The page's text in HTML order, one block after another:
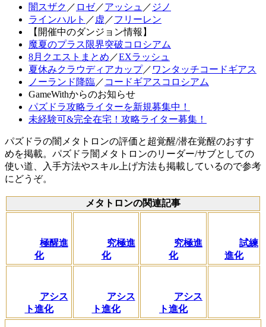
闇スザク ／ ロゼ／アッシュ ／ ジノ
ラインハルト ／ 虚 ／フリーレン
【開催中のダンジョン情報】
魔夏のプラス限界突破コロシアム
8月クエストまとめ ／EXラッシュ
夏休みクラウディアカップ／ ワンタッチコードギアス
ノーランド降臨／ コードギアスコロシアム
GameWithからのお知らせ
パズドラ攻略ライターを新規募集中！
未経験可&完全在宅！攻略ライター募集！
パズドラの闇メタトロンの評価と超覚醒/潜在覚醒のおすす
めを掲載。パズドラ闇メタトロンのリーダー/サブとしての
使い道、入手方法やスキル上げ方法も掲載しているので参考
にどうぞ。
メタトロンの関連記事
極醒進
化
究極進
化
究極進
化
試練
進化
アシス
ト進化
アシス
ト進化
アシス
ト進化